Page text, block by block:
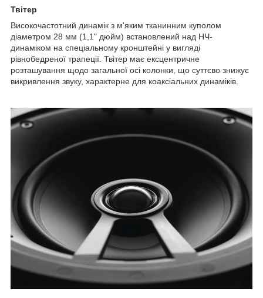
Твітер
Високочастотний динамік з м'яким тканинним куполом
діаметром 28 мм (1,1" дюйм) встановлений над НЧ-
динаміком на спеціальному кронштейні у вигляді
рівнобедреної трапеції. Твітер має ексцентричне
розташування щодо загальної осі колонки, що суттєво знижує
викривлення звуку, характерне для коаксіальних динаміків.